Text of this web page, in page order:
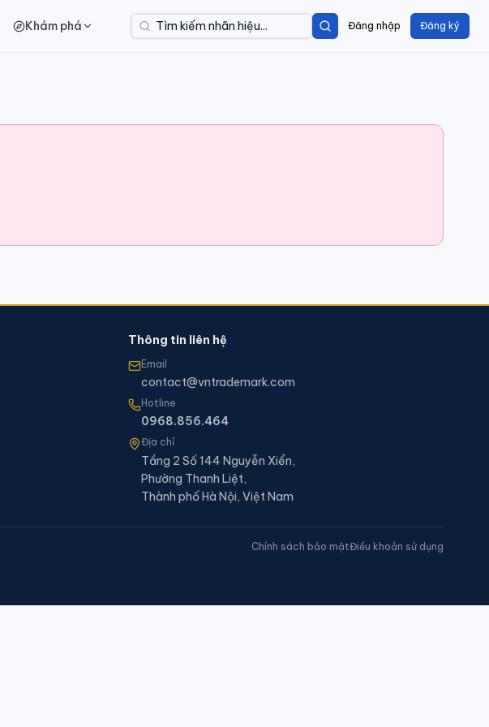
Khám phá Đăng nhập Đăng ký
Thông tin liên hệ
Email
contact@vntrademark.com
Hotline
0968.856.464
Địa chỉ
Tầng 2 Số 144 Nguyễn Xiển,
Phường Thanh Liệt,
Thành phố Hà Nội, Việt Nam
Chính sách bảo mậtĐiều khoản sử dụng